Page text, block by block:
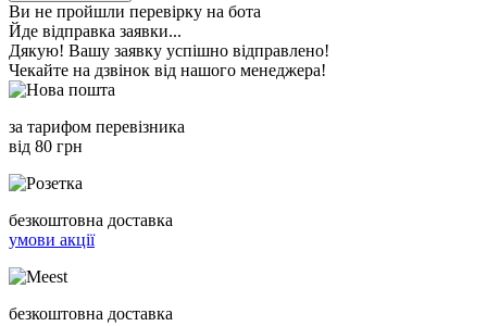
Ви не пройшли перевірку на бота
Йде відправка заявки...
Дякую! Вашу заявку успішно відправлено!
Чекайте на дзвінок від нашого менеджера!
за тарифом перевізника
від 80 грн
безкоштовна доставка
умови акції
безкоштовна доставка